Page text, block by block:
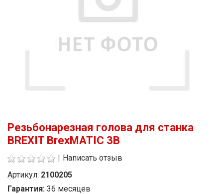
Резьбонарезная голова для станка
BREXIT BrexMATIC 3B
| Написать отзыв
Артикул: 2100205
Гарантия: 36 месяцев